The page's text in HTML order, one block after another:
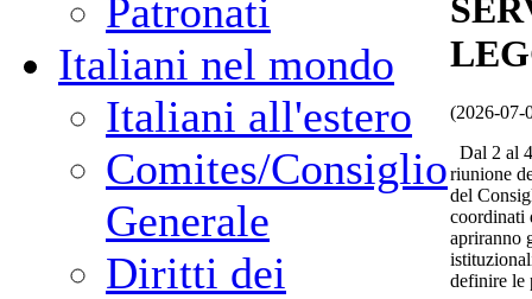
Patronati
Italiani nel mondo
Italiani all'estero
Comites/Consiglio
Generale
Diritti dei
(2026-07-
Dal 2 al
riunione
del
coordinati
apriranno
definire le